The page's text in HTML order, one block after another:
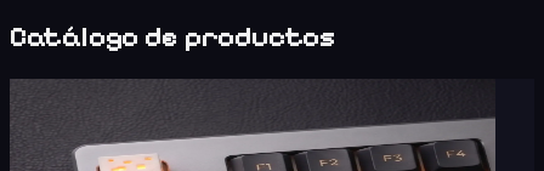
Catálogo de productos